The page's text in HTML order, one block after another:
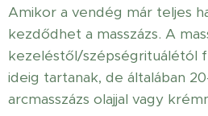
Amikor a vendég már teljes
kezdődhet a masszázs. A
kezeléstől/szépségrituálétól
ideig tartanak, de általában
arcmasszázs olajjal vagy